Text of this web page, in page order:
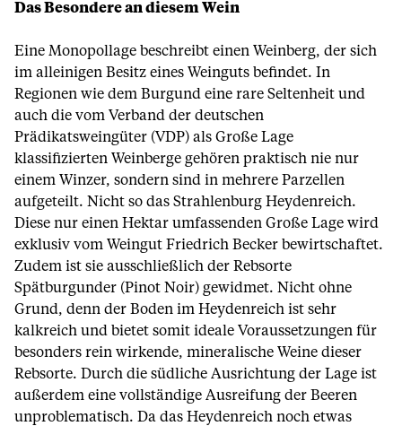
Das Besondere an diesem Wein
Eine Monopollage beschreibt einen Weinberg, der sich
im alleinigen Besitz eines Weinguts befindet. In
Regionen wie dem Burgund eine rare Seltenheit und
auch die vom Verband der deutschen
Prädikatsweingüter (VDP) als Große Lage
klassifizierten Weinberge gehören praktisch nie nur
einem Winzer, sondern sind in mehrere Parzellen
aufgeteilt. Nicht so das Strahlenburg Heydenreich.
Diese nur einen Hektar umfassenden Große Lage wird
exklusiv vom Weingut Friedrich Becker bewirtschaftet.
Zudem ist sie ausschließlich der Rebsorte
Spätburgunder (Pinot Noir) gewidmet. Nicht ohne
Grund, denn der Boden im Heydenreich ist sehr
kalkreich und bietet somit ideale Voraussetzungen für
besonders rein wirkende, mineralische Weine dieser
Rebsorte. Durch die südliche Ausrichtung der Lage ist
außerdem eine vollständige Ausreifung der Beeren
unproblematisch. Da das Heydenreich noch etwas